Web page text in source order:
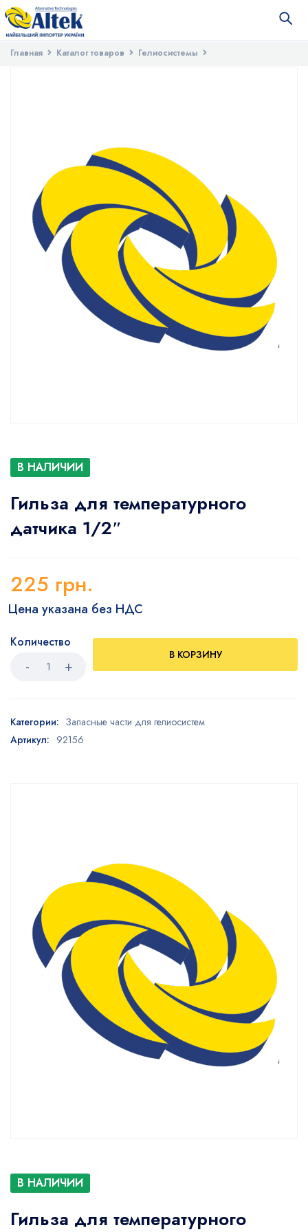
Главная Каталог товаров
Гелиосистемы
В НАЛИЧИИ
Гильза для температурного
датчика 1/2″
225 грн.
Цена указана без НДС
Количество
В КОРЗИНУ
Категории: Запасные части для гелиосистем
Артикул: 92156
В НАЛИЧИИ
Гильза для температурного